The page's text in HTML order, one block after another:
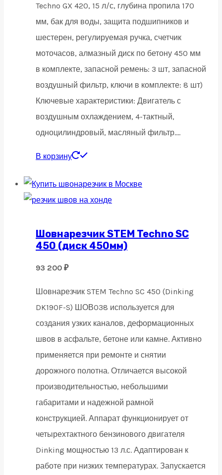
Techno GX 420, 15 л/с, глубина пропила 170
мм, бак для воды, защита подшипников и
шестерен, регулируемая ручка, счетчик
моточасов, алмазный диск по бетону 450 мм
в комплекте, запасной ремень: 3 шт, запасной
воздушный фильтр, ключи в комплекте: 8 шт)
Ключевые характеристики: Двигатель с
воздушным охлаждением, 4-тактный,
одноцилиндровый, масляный фильтр….
В корзину
Шовнарезчик STEM Techno SC
450 (диск 450мм)
93 200 ₽
Шовнарезчик STEM Techno SC 450 (Dinking
DK190F-S) ШОВ038 используется для
создания узких каналов, деформационных
швов в асфальте, бетоне или камне. Активно
применяется при ремонте и снятии
дорожного полотна. Отличается высокой
производительностью, небольшими
габаритами и надежной рамной
конструкцией. Аппарат функционирует от
четырехтактного бензинового двигателя
Dinking мощностью 13 л.с. Адаптирован к
работе при низких температурах. Запускается